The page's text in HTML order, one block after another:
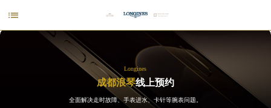

Longines
成都浪琴线上预约
全面解决走时故障、手表进水、卡针等腕表问题。
2026年浪琴中国区售后服务网络优化升级公告